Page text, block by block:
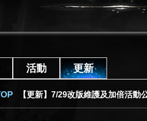
活動 更新
【更新】7/29改版維護及加倍活動